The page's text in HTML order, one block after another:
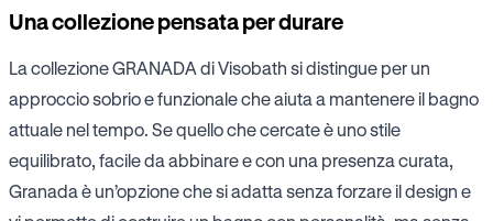
Una collezione pensata per durare
La collezione GRANADA di Visobath si distingue per un
approccio sobrio e funzionale che aiuta a mantenere il bagno
attuale nel tempo. Se quello che cercate è uno stile
equilibrato, facile da abbinare e con una presenza curata,
Granada è un’opzione che si adatta senza forzare il design e